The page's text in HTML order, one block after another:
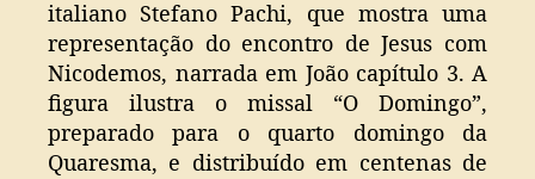
italiano Stefano Pachi, que mostra uma
representação do encontro de Jesus com
Nicodemos, narrada em João capítulo 3. A
figura ilustra o missal “O Domingo”,
preparado para o quarto domingo da
Quaresma, e distribuído em centenas de